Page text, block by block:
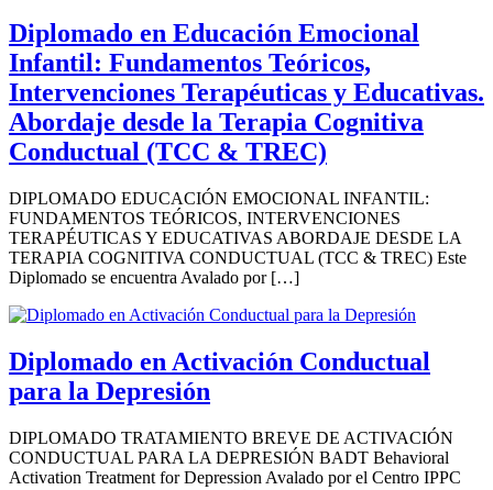
Diplomado en Educación Emocional
Infantil: Fundamentos Teóricos,
Intervenciones Terapéuticas y Educativas.
Abordaje desde la Terapia Cognitiva
Conductual (TCC & TREC)
DIPLOMADO EDUCACIÓN EMOCIONAL INFANTIL:
FUNDAMENTOS TEÓRICOS, INTERVENCIONES
TERAPÉUTICAS Y EDUCATIVAS ABORDAJE DESDE LA
TERAPIA COGNITIVA CONDUCTUAL (TCC & TREC) Este
Diplomado se encuentra Avalado por […]
Diplomado en Activación Conductual
para la Depresión
DIPLOMADO TRATAMIENTO BREVE DE ACTIVACIÓN
CONDUCTUAL PARA LA DEPRESIÓN BADT Behavioral
Activation Treatment for Depression Avalado por el Centro IPPC